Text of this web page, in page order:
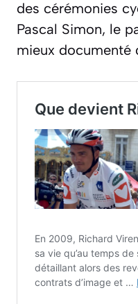
des cérémonies
Pascal Simon, le
mieux documenté